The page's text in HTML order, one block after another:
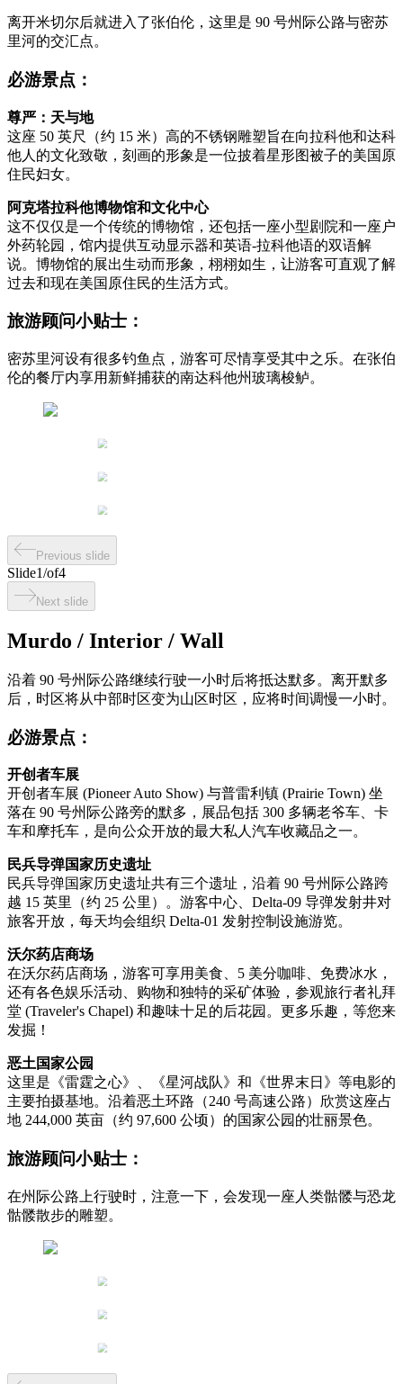
离开米切尔后就进入了张伯伦，这里是 90 号州际公路与密苏
里河的交汇点。
必游景点：
尊严：天与地
这座 50 英尺（约 15 米）高的不锈钢雕塑旨在向拉科他和达科
他人的文化致敬，刻画的形象是一位披着星形图被子的美国原
住民妇女。
阿克塔拉科他博物馆和文化中心
这不仅仅是一个传统的博物馆，还包括一座小型剧院和一座户
外药轮园，馆内提供互动显示器和英语-拉科他语的双语解
说。博物馆的展出生动而形象，栩栩如生，让游客可直观了解
过去和现在美国原住民的生活方式。
旅游顾问小贴士：
密苏里河设有很多钓鱼点，游客可尽情享受其中之乐。在张伯
伦的餐厅内享用新鲜捕获的南达科他州玻璃梭鲈。
Previous slide
Slide1/of4
Next slide
Murdo / Interior / Wall
沿着 90 号州际公路继续行驶一小时后将抵达默多。离开默多
后，时区将从中部时区变为山区时区，应将时间调慢一小时。
必游景点：
开创者车展
开创者车展 (Pioneer Auto Show) 与普雷利镇 (Prairie Town) 坐
落在 90 号州际公路旁的默多，展品包括 300 多辆老爷车、卡
车和摩托车，是向公众开放的最大私人汽车收藏品之一。
民兵导弹国家历史遗址
民兵导弹国家历史遗址共有三个遗址，沿着 90 号州际公路跨
越 15 英里（约 25 公里）。游客中心、Delta-09 导弹发射井对
旅客开放，每天均会组织 Delta-01 发射控制设施游览。
沃尔药店商场
在沃尔药店商场，游客可享用美食、5 美分咖啡、免费冰水，
还有各色娱乐活动、购物和独特的采矿体验，参观旅行者礼拜
堂 (Traveler's Chapel) 和趣味十足的后花园。更多乐趣，等您来
发掘！
恶土国家公园
这里是《雷霆之心》、《星河战队》和《世界末日》等电影的
主要拍摄基地。沿着恶土环路（240 号高速公路）欣赏这座占
地 244,000 英亩（约 97,600 公顷）的国家公园的壮丽景色。
旅游顾问小贴士：
在州际公路上行驶时，注意一下，会发现一座人类骷髅与恐龙
骷髅散步的雕塑。